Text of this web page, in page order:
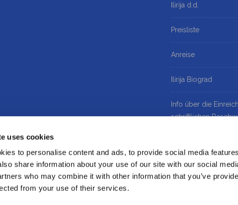
uses cookies
to personalise content and ads, to provide social media
share information about your use of our site with our social
who may combine it with other information that you’ve
from your use of their services.
Ilirija d.d.
Preisliste
Anreise
Ilirija Biograd
Info über die
schriftlichen
Cookie policy